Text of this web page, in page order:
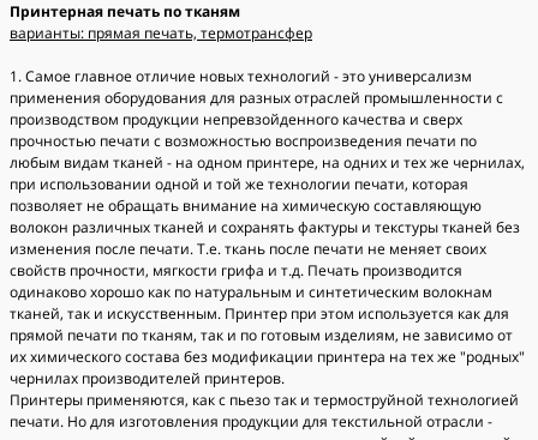
Принтерная печать по тканям
варианты: прямая печать, термотрансфер
1. Самое главное отличие новых технологий - это универсализм
применения оборудования для разных отраслей промышленности с
производством продукции непревзойденного качества и сверх
прочностью печати с возможностью воспроизведения печати по
любым видам тканей - на одном принтере, на одних и тех же чернилах,
при использовании одной и той же технологии печати, которая
позволяет не обращать внимание на химическую составляющую
волокон различных тканей и сохранять фактуры и текстуры тканей без
изменения после печати. Т.е. ткань после печати не меняет своих
свойств прочности, мягкости грифа и т.д. Печать производится
одинаково хорошо как по натуральным и синтетическим волокнам
тканей, так и искусственным. Принтер при этом используется как для
прямой печати по тканям, так и по готовым изделиям, не зависимо от
их химического состава без модификации принтера на тех же "родных"
чернилах производителей принтеров.
Принтеры применяются, как с пьезо так и термоструйной технологией
печати. Но для изготовления продукции для текстильной отрасли -